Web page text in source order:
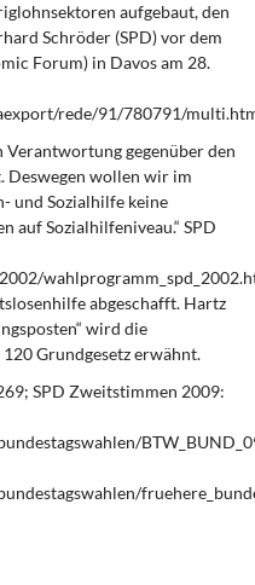
aufgebaut, den
Schröder (SPD) vor dem
Forum) in Davos am 28.
rede/91/780791/
Verantwortung gegenüber den
Deswegen wollen wir im
und Sozialhilfe keine
auf Sozialhilfeniveau.“ SPD
abgeschafft. Hartz
wird die
Grundgesetz erwähnt.
SPD Zweitstimmen 2009: